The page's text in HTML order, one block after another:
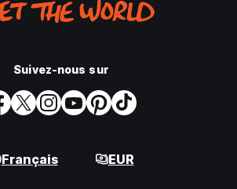
Suivez-nous sur
Français EUR